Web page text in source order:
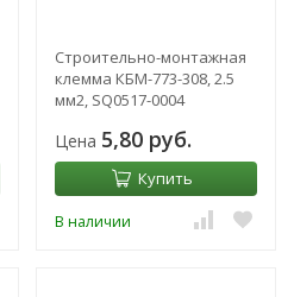
Строительно-монтажная
клемма КБМ-773-308, 2.5
мм2, SQ0517-0004
Цена 5,80 руб.
Купить
В наличии